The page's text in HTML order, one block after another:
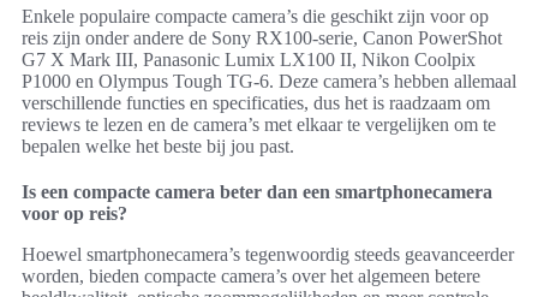
Enkele populaire compacte camera’s die geschikt zijn voor op
reis zijn onder andere de Sony RX100-serie, Canon PowerShot
G7 X Mark III, Panasonic Lumix LX100 II, Nikon Coolpix
P1000 en Olympus Tough TG-6. Deze camera’s hebben allemaal
verschillende functies en specificaties, dus het is raadzaam om
reviews te lezen en de camera’s met elkaar te vergelijken om te
bepalen welke het beste bij jou past.
Is een compacte camera beter dan een smartphonecamera
voor op reis?
Hoewel smartphonecamera’s tegenwoordig steeds geavanceerder
worden, bieden compacte camera’s over het algemeen betere